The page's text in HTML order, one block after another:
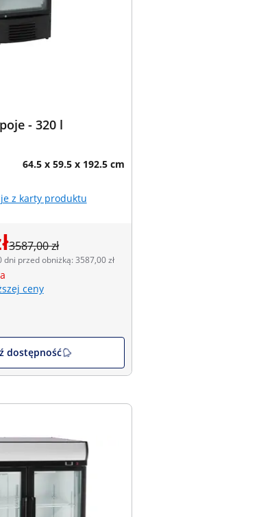
- 320 l
64.5 x 59.5 x 192.5 cm
z karty produktu
3587,00 zł
dni przed obniżką: 3587,00 zł
ceny
dostępność